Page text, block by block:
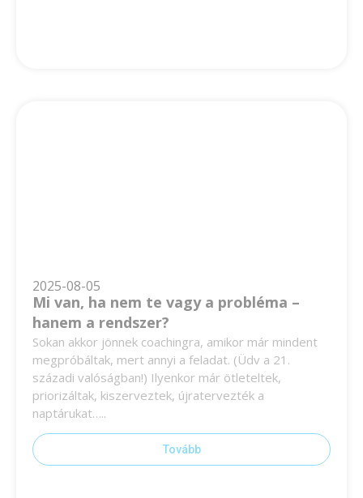
2025-08-05
Mi van, ha nem te vagy a probléma –
hanem a rendszer?
Sokan akkor jönnek coachingra, amikor már mindent
megpróbáltak, mert annyi a feladat. (Üdv a 21.
századi valóságban!) Ilyenkor már ötleteltek,
priorizáltak, kiszerveztek, újratervezték a
naptárukat…..
Tovább